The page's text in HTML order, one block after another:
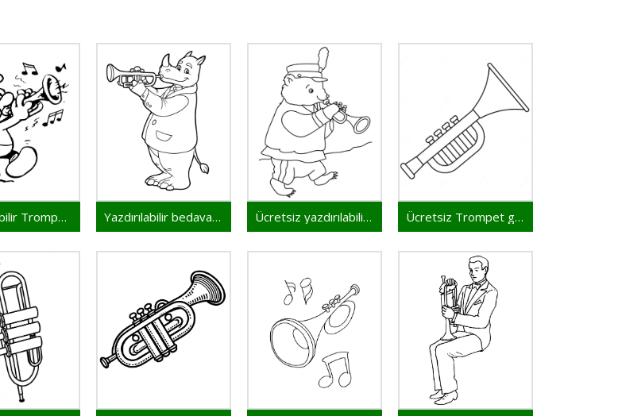
Yazdırılabilir Trompet bedava Yazdırılabilir bedava Trompet Ücretsiz yazdırılabilir Trompet Ücretsiz Trompet görsel